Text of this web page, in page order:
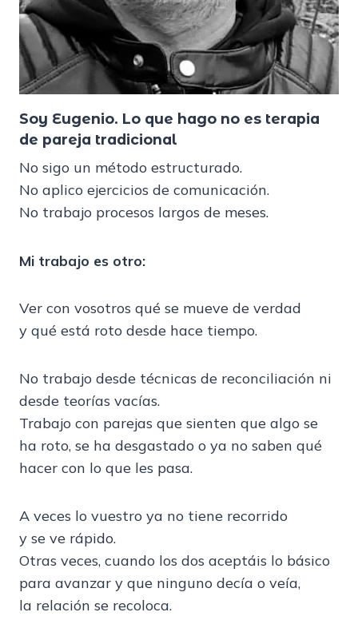
Soy Eugenio. Lo que hago no es terapia
de pareja tradicional
No sigo un método estructurado.
No aplico ejercicios de comunicación.
No trabajo procesos largos de meses.
Mi trabajo es otro:
Ver con vosotros qué se mueve de verdad
y qué está roto desde hace tiempo.
No trabajo desde técnicas de reconciliación ni
desde teorías vacías.
Trabajo con parejas que sienten que algo se
ha roto, se ha desgastado o ya no saben qué
hacer con lo que les pasa.
A veces lo vuestro ya no tiene recorrido
y se ve rápido.
Otras veces, cuando los dos aceptáis lo básico
para avanzar y que ninguno decía o veía,
la relación se recoloca.